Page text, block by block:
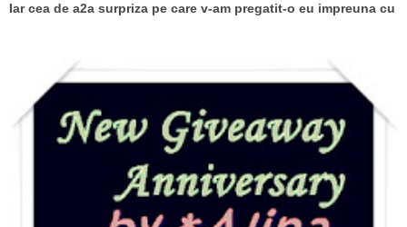
Iar cea de a2a surpriza pe care v-am pregatit-o eu impreuna cu